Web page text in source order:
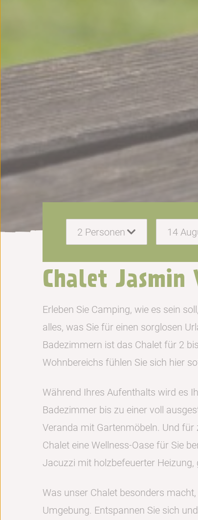
2 Personen 14
Chalet Jasmin
Erleben Sie Camping, wie es sein
alles, was Sie für einen sorglosen
Badezimmern ist das Chalet für 2
Wohnbereichs fühlen Sie sich hier
Während Ihres Aufenthalts wird es
Badezimmer bis zu einer voll
Veranda mit Gartenmöbeln. Und
Chalet eine Wellness-Oase für Sie
Jacuzzi mit holzbefeuerter Heizung,
Was unser Chalet besonders
Umgebung. Entspannen Sie sich